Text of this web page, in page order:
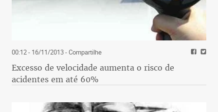
00:12 - 16/11/2013- Compartilhe
Excesso de velocidade aumenta o risco de
acidentes em até 60%